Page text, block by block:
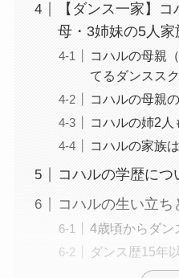
【ダンス一家】
母・3姉妹の5人家
コハルの母親
てるダンスス
コハルの母親
コハルの姉2人
コハルの家族
コハルの学歴につ
コハルの生い立
4歳頃からダン
ダンス歴15年